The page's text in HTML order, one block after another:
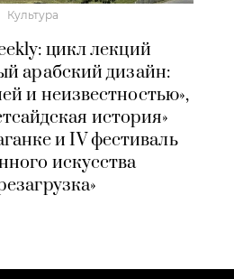
Культура
цикл лекций
арабский дизайн:
и неизвестностью»,
история»
и IV фестиваль
искусства